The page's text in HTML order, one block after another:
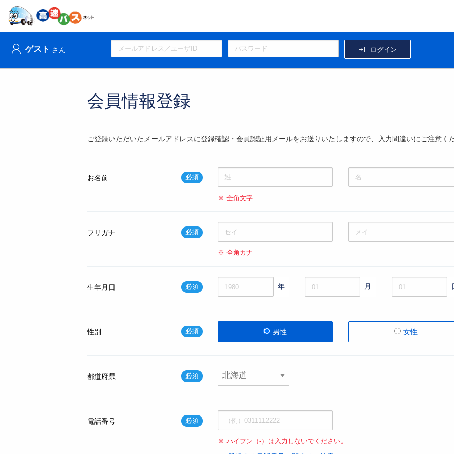
ゲスト さん ログイン
会員情報登録
ご登録いただいたメールアドレスに登録確認・会員認証用メールをお送りいたしますので、入力間違いにご注意く
お名前 必須
※ 全角文字
フリガナ 必須
※ 全角カナ
生年月日 必須 年 月
性別 必須 男性 女性
都道府県 必須
電話番号 必須
※ ハイフン（-）は入力しないでください。